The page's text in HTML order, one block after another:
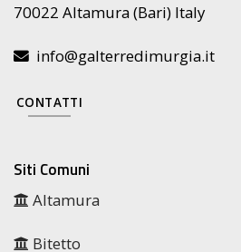
70022 Altamura (Bari) Italy
info@galterredimurgia.it
CONTATTI
Siti Comuni
Altamura
Bitetto